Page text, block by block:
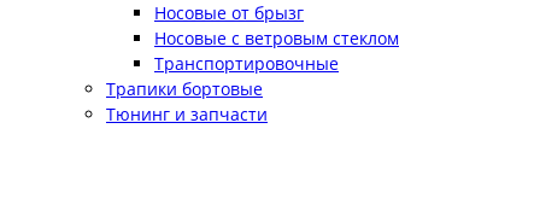
Носовые от брызг
Носовые с ветровым стеклом
Транспортировочные
Трапики бортовые
Тюнинг и запчасти